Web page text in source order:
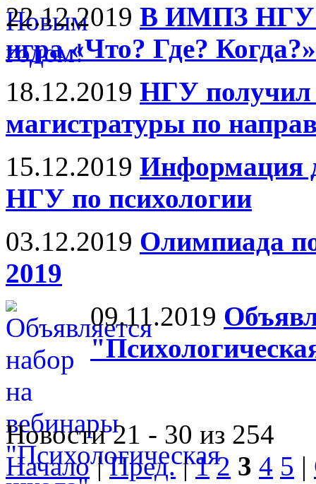
22.12.2019 В ИМПЗ НГУ
игра «Что? Где?
18.12.2019 НГУ получил
магистратуры по
15.12.2019 Информация
НГУ по психологии
03.12.2019 Олимпиада
2019
09.11.2019
Новости 21 - 30 из 254
Начало|Пред.|1 2 3 4 5 |